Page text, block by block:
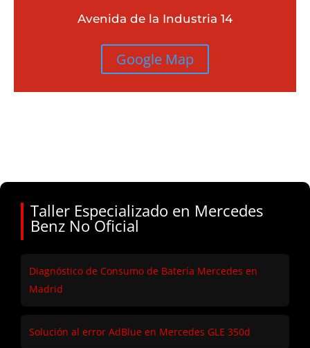
Avenida de la Industria 14
Google Map
Taller Especializado en Mercedes
Benz No Oficial
Diagnóstico de Consumo de Batería Mercedes en
Madrid
Solución al error AdBlue en Mercedes GLE 350d